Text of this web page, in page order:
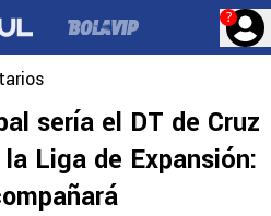
?
sería el DT de Cruz
Liga de Expansión: